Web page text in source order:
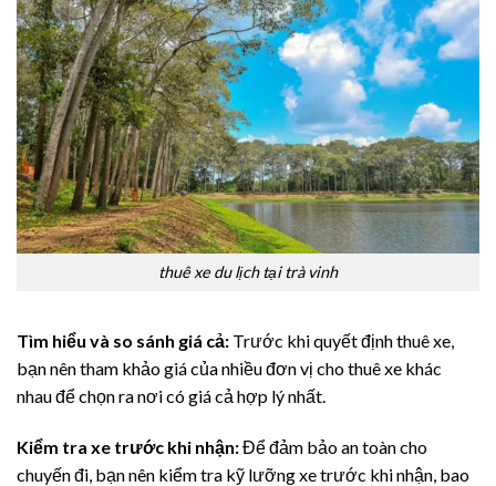
thuê xe du lịch tại trà vinh
Tìm hiểu và so sánh giá cả: Trước khi quyết định thuê xe,
bạn nên tham khảo giá của nhiều đơn vị cho thuê xe khác
nhau để chọn ra nơi có giá cả hợp lý nhất.
Kiểm tra xe trước khi nhận:Để đảm bảo an toàn cho
chuyến đi, bạn nên kiểm tra kỹ lưỡng xe trước khi nhận, bao